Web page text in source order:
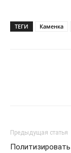
ТЕГИ Каменка
Предыдущая статья